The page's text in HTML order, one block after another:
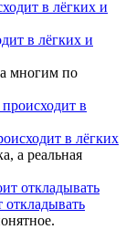
в лёгких и
многим по
в лёгких
а реальная
откладывать